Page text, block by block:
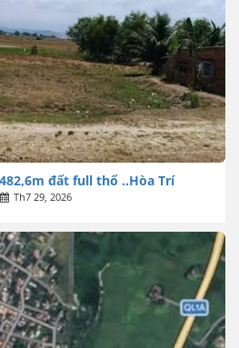
đất full thổ ..Hòa Trí
Th7 29, 2026